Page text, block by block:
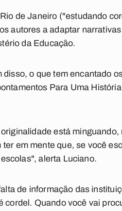
de Janeiro ("estudando
autores a adaptar
da Educação.
o que tem encantado
Para Uma
está minguando,
em mente que, se você
alerta Luciano.
de informação das
Quando você vai